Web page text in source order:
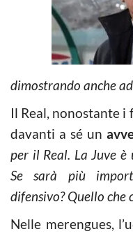
dimostrando anche
Il Real, nonostante
davanti a sé un
per il Real. La Juve
Se sarà più
difensivo? Quello che
Nelle merengues,